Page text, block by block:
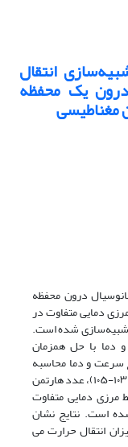
انتقال
درون یک محفظه
مغناطیسی
درون محفظه
دمایی متفاوت در
شبیه‌سازی شده است.
دما با حل همزمان
سرعت و دما محاسبه
شده است. تأثیر عوامل مختلفی چون عدد رایلی (۱۰۳-۱۰۵)، عدد هارتمن
(۰۵/۰-۰) و شرایط مرزی دمایی متفاوت
است. نتایج نشان
انتقال حرارت می